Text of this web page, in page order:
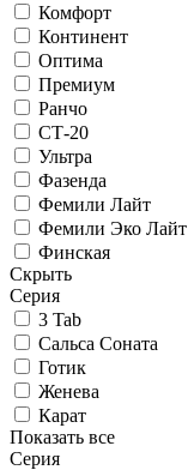
Комфорт
Континент
Оптима
Премиум
Ранчо
СТ-20
Ультра
Фазенда
Фемили Лайт
Фемили Эко Лайт
Финская
Скрыть
Серия
3 Tab
Сальса Соната
Готик
Женева
Карат
Показать все
Серия